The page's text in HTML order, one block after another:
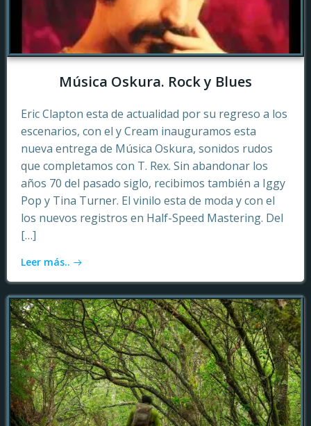
Música Oskura. Rock y Blues
Eric Clapton esta de actualidad por su regreso a los
escenarios, con el y Cream inauguramos esta
nueva entrega de Música Oskura, sonidos rudos
que completamos con T. Rex. Sin abandonar los
años 70 del pasado siglo, recibimos también a Iggy
Pop y Tina Turner. El vinilo esta de moda y con el
los nuevos registros en Half-Speed Mastering. Del
[…]
Leer más..